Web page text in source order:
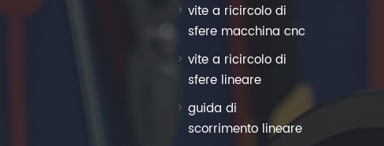
vite a ricircolo di
sfere macchina cnc
vite a ricircolo di
sfere lineare
guida di
scorrimento lineare